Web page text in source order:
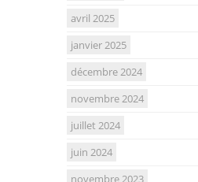
avril 2025
janvier 2025
décembre 2024
novembre 2024
juillet 2024
juin 2024
novembre 2023